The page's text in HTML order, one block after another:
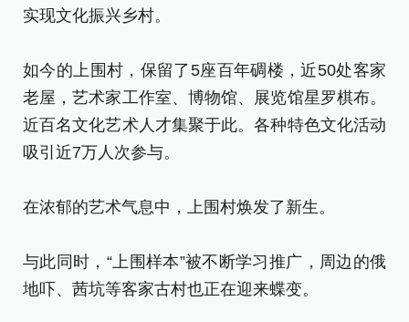
实现文化振兴乡村。
如今的上围村，保留了5座百年碉楼，近50处客家
老屋，艺术家工作室、博物馆、展览馆星罗棋布。
近百名文化艺术人才集聚于此。各种特色文化活动
吸引近7万人次参与。
在浓郁的艺术气息中，上围村焕发了新生。
与此同时，“上围样本”被不断学习推广，周边的俄
地吓、茜坑等客家古村也正在迎来蝶变。